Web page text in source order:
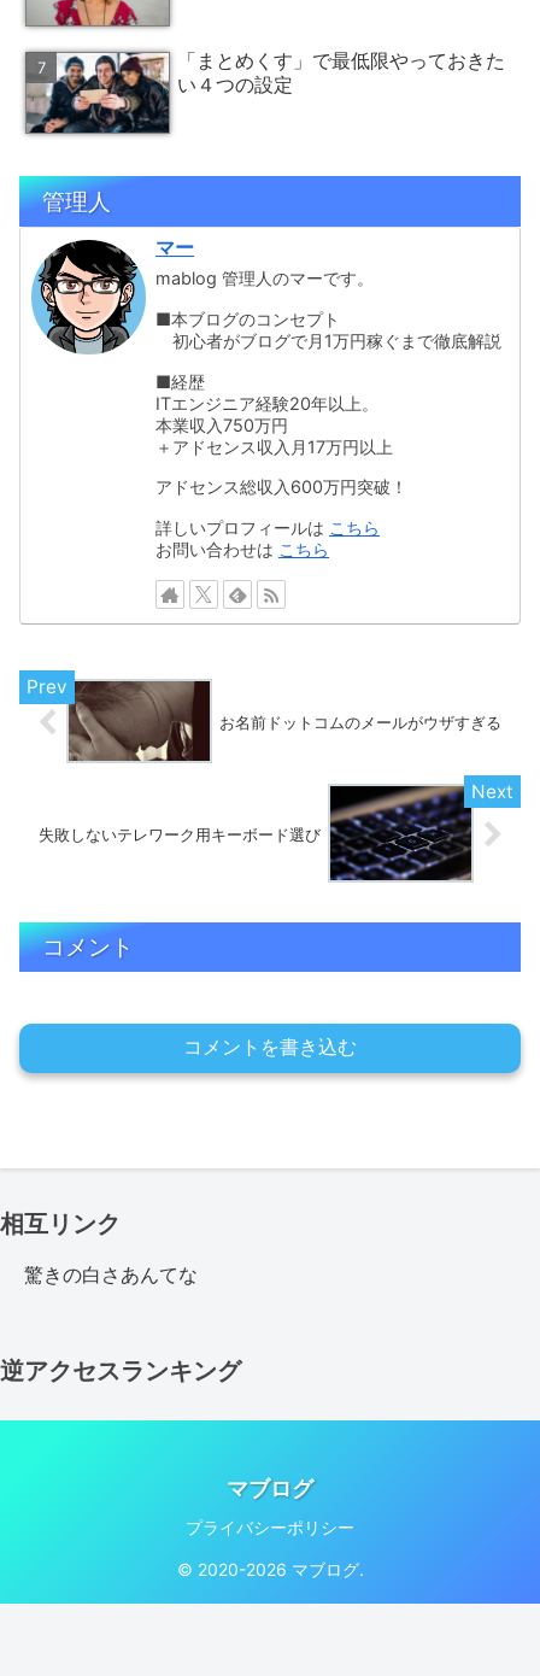
「まとめくす」で最低限やっておきた
い４つの設定
管理人
マー
mablog 管理人のマーです。
■本ブログのコンセプト
初心者がブログで月1万円稼ぐまで徹底解説
■経歴
ITエンジニア経験20年以上。
本業収入750万円
＋アドセンス収入月17万円以上
アドセンス総収入600万円突破！
詳しいプロフィールは こちら
お問い合わせは こちら
お名前ドットコムのメールがウザすぎる
失敗しないテレワーク用キーボード選び
コメント
コメントを書き込む
相互リンク
驚きの白さあんてな
逆アクセスランキング
マブログ
プライバシーポリシー
© 2020-2026 マブログ.